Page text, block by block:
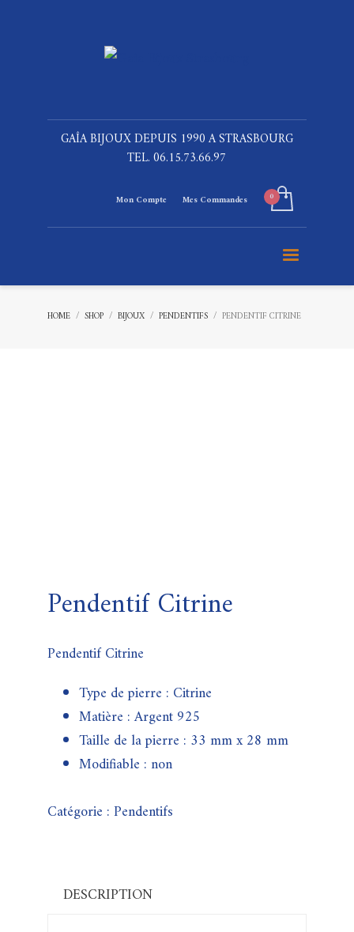
GAÎA BIJOUX DEPUIS 1990 A STRASBOURG
TEL. 06.15.73.66.97
Mon Compte Mes Commandes
HOME SHOP BIJOUX PENDENTIFS PENDENTIF CITRINE
Pendentif Citrine
Pendentif Citrine
Type de pierre : Citrine
Matière : Argent 925
Taille de la pierre : 33 mm x 28 mm
Modifiable : non
Catégorie :Pendentifs
DESCRIPTION